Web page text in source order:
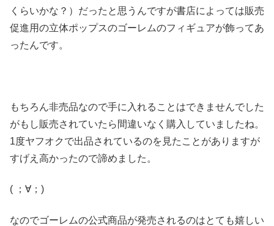
くらいかな？）だったと思うんですが書店によっては販売
促進用の立体ポップスのゴーレムのフィギュアが飾ってあ
ったんです。
もちろん非売品なので手に入れることはできませんでした
がもし販売されていたら間違いなく購入していましたね。
1度ヤフオクで出品されているのを見たことがありますが
すげえ高かったので諦めました。
( ；∀；)
なのでゴーレムの公式商品が発売されるのはとても嬉しい